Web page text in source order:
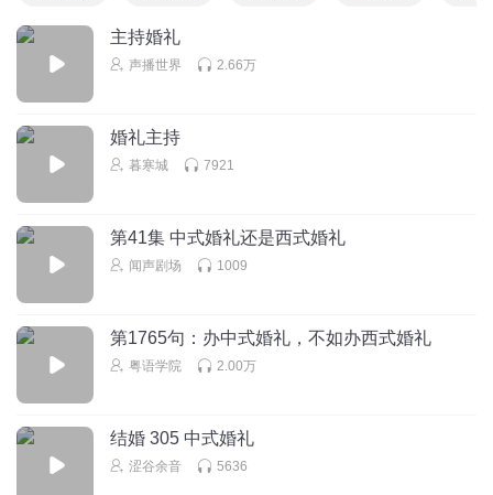
主持婚礼
声播世界 2.66万
婚礼主持
暮寒城 7921
第41集 中式婚礼还是西式婚礼
闻声剧场 1009
第1765句：办中式婚礼，不如办西式婚礼
粤语学院 2.00万
结婚 305 中式婚礼
涩谷余音 5636